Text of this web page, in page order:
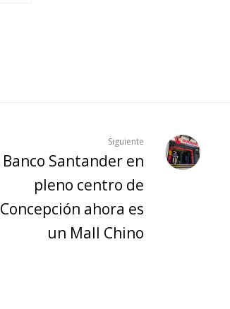
Siguiente
Banco Santander en
pleno centro de
Concepción ahora es
un Mall Chino